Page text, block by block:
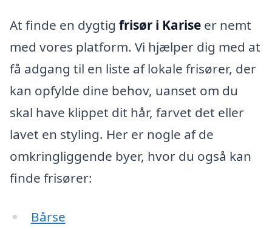
At finde en dygtig frisør i Karise er nemt
med vores platform. Vi hjælper dig med at
få adgang til en liste af lokale frisører, der
kan opfylde dine behov, uanset om du
skal have klippet dit hår, farvet det eller
lavet en styling. Her er nogle af de
omkringliggende byer, hvor du også kan
finde frisører:
Bårse